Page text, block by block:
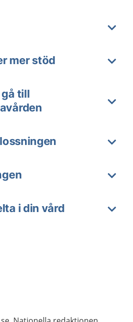
mer stöd
gå till
i din vård